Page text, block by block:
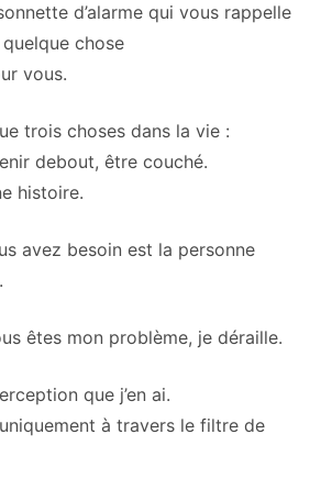
d’alarme qui vous rappelle
chose
vous.
trois choses dans la vie :
debout, être couché.
histoire.
avez besoin est la personne
êtes mon problème, je déraille.
que j’en ai.
à travers le filtre de